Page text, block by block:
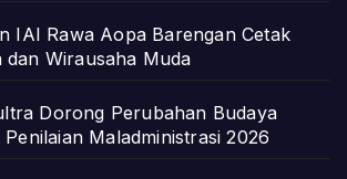
IAI Rawa Aopa Barengan Cetak
dan Wirausaha Muda
Dorong Perubahan Budaya
Maladministrasi 2026